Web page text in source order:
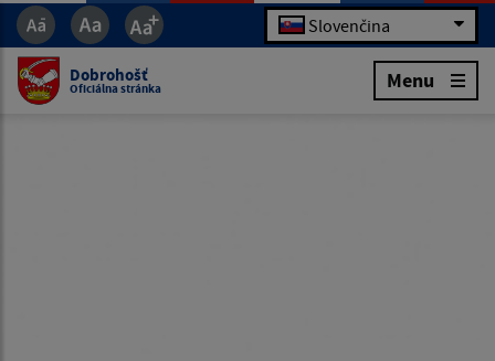
Slovenčina
Dobrohošť
Oficiálna stránka Menu